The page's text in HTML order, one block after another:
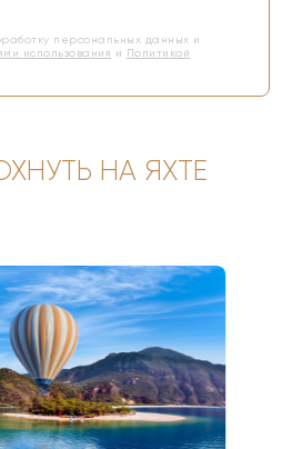
персональных данных и
использования и Политикой
НА ЯХТЕ